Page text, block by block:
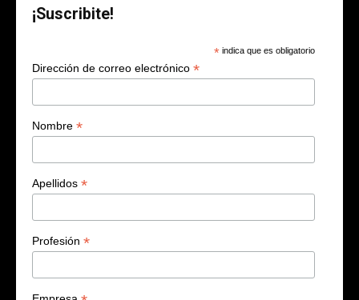
¡Suscribite!
* indica que es obligatorio
Dirección de correo electrónico *
Nombre *
Apellidos *
Profesión *